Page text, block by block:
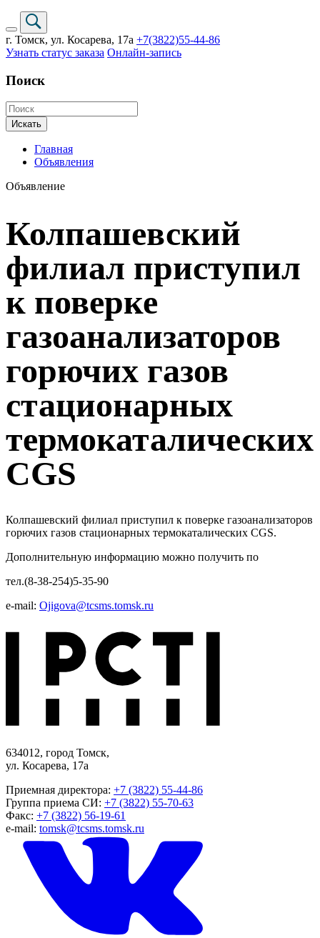
г. Томск, ул. Косарева, 17а +7(3822)55-44-86
Узнать статус заказа Онлайн-запись
Поиск
Искать
Главная
Объявления
Объявление
Колпашевский
филиал приступил
к поверке
газоанализаторов
горючих газов
стационарных
термокаталических
CGS
Колпашевский филиал приступил к поверке газоанализаторов
горючих газов стационарных термокаталических CGS.
Дополнительную информацию можно получить по
тел.(8-38-254)5-35-90
е-mail: Ojigova@tcsms.tomsk.ru
634012, город Томск,
ул. Косарева, 17а
Приемная директора: +7 (3822) 55-44-86
Группа приема СИ: +7 (3822) 55-70-63
Факс: +7 (3822) 56-19-61
e-mail: tomsk@tcsms.tomsk.ru